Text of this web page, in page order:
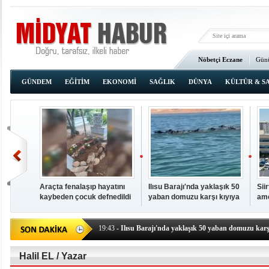
Nöbetçi Eczane
Ana Sayfa
GÜNDEM
EĞİTİM EKONOMİ SAĞLIK DÜNYA KÜLTÜR &
Araçta fenalaşıp hayatını
kaybeden çocuk defnedildi
Ilısu Barajı'nda yaklaşık 50
yaban domuzu karşı kıyıya
- OKUMAK İÇİN TIKLAYIN
19:43 - Ilısu Barajı'nda yaklaşık 50 yaban domuzu
19:42- Hacıoğlu: UMKE ekipleri bilgi, cesaret ve
19:08- HÜDA PAR Şırnak il başkanı Yalçın:
Halil EL / Yazar